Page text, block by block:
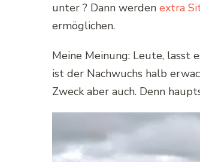
unter ? Dann werden extra
ermöglichen.
Meine Meinung: Leute, lasst
ist der Nachwuchs halb
Zweck aber auch. Denn